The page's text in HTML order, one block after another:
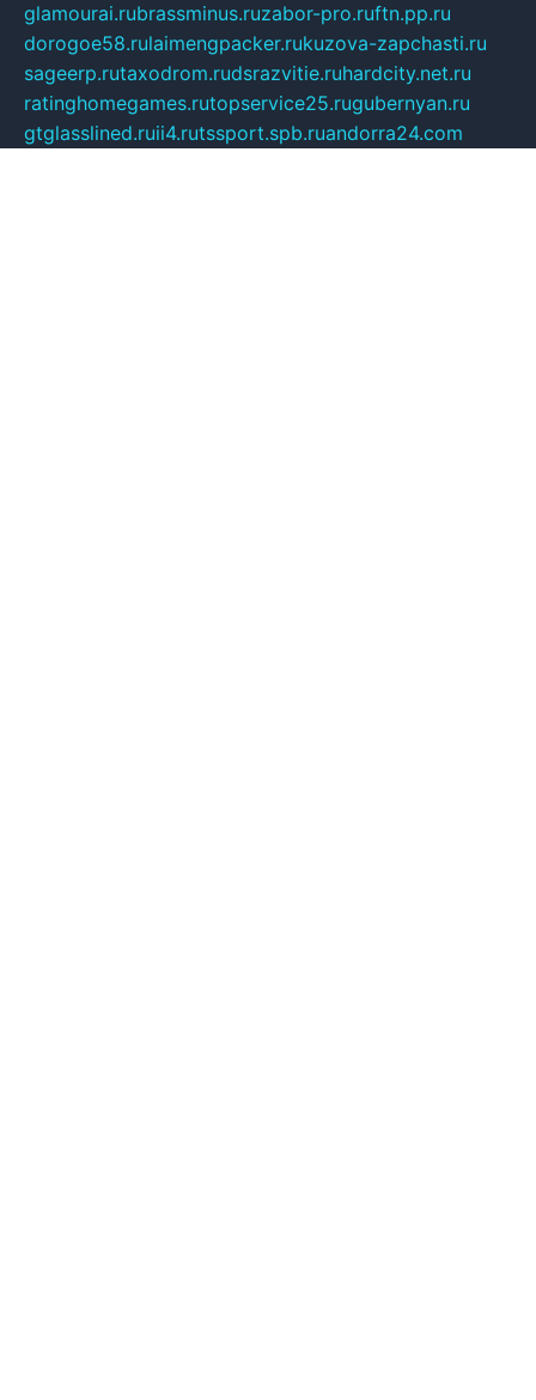
glamourai.rubrassminus.ruzabor-pro.ruftn.pp.ru
dorogoe58.rulaimengpacker.rukuzova-zapchasti.ru
sageerp.rutaxodrom.rudsrazvitie.ruhardcity.net.ru
ratinghomegames.rutopservice25.rugubernyan.ru
gtglasslined.ruii4.rutssport.spb.ruandorra24.com